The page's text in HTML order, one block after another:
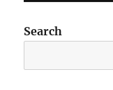
Search